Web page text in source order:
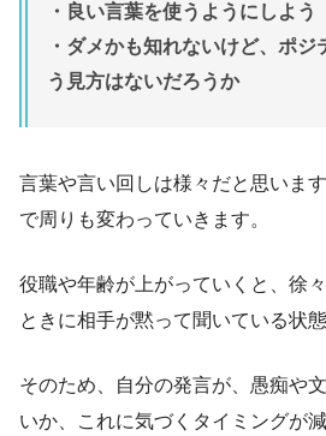
・良い言葉を使うようにしよう
・ダメかも知れないけど、ポ
う見方はないだろうか
言葉や言い回しは様々だと思いま
で周りも変わっていきます。
役職や年齢が上がっていくと、徐
ときに相手が黙って聞いている状
そのため、自分の発言が、愚痴や
いか、これに気づくタイミングが